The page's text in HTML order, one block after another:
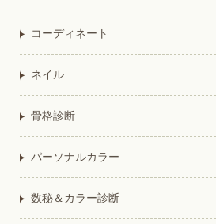
コーディネート
ネイル
骨格診断
パーソナルカラー
数秘＆カラー診断